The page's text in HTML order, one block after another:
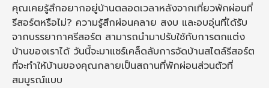
คุณเคยรู้สึกอยากอยู่บ้านตลอดเวลาหลังจากเที่ยวพักผ่อนที่
รีสอร์ตหรือไม่? ความรู้สึกผ่อนคลาย สงบ และอบอุ่นที่ได้รับ
จากบรรยากาศรีสอร์ต สามารถนำมาปรับใช้กับการตกแต่ง
บ้านของเราได้ วันนี้จะมาแชร์เคล็ดลับการจัดบ้านสไตล์รีสอร์ต
ที่จะทำให้บ้านของคุณกลายเป็นสถานที่พักผ่อนส่วนตัวที่
สมบูรณ์แบบ